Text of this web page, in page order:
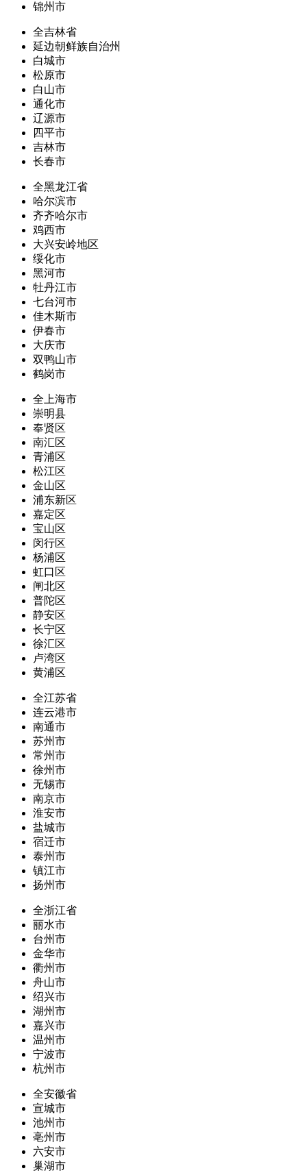
锦州市
全吉林省
延边朝鲜族自治州
白城市
松原市
白山市
通化市
辽源市
四平市
吉林市
长春市
全黑龙江省
哈尔滨市
齐齐哈尔市
鸡西市
大兴安岭地区
绥化市
黑河市
牡丹江市
七台河市
佳木斯市
伊春市
大庆市
双鸭山市
鹤岗市
全上海市
崇明县
奉贤区
南汇区
青浦区
松江区
金山区
浦东新区
嘉定区
宝山区
闵行区
杨浦区
虹口区
闸北区
普陀区
静安区
长宁区
徐汇区
卢湾区
黄浦区
全江苏省
连云港市
南通市
苏州市
常州市
徐州市
无锡市
南京市
淮安市
盐城市
宿迁市
泰州市
镇江市
扬州市
全浙江省
丽水市
台州市
金华市
衢州市
舟山市
绍兴市
湖州市
嘉兴市
温州市
宁波市
杭州市
全安徽省
宣城市
池州市
亳州市
六安市
巢湖市